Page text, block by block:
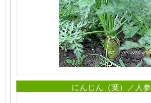
にんじん（葉）／人参